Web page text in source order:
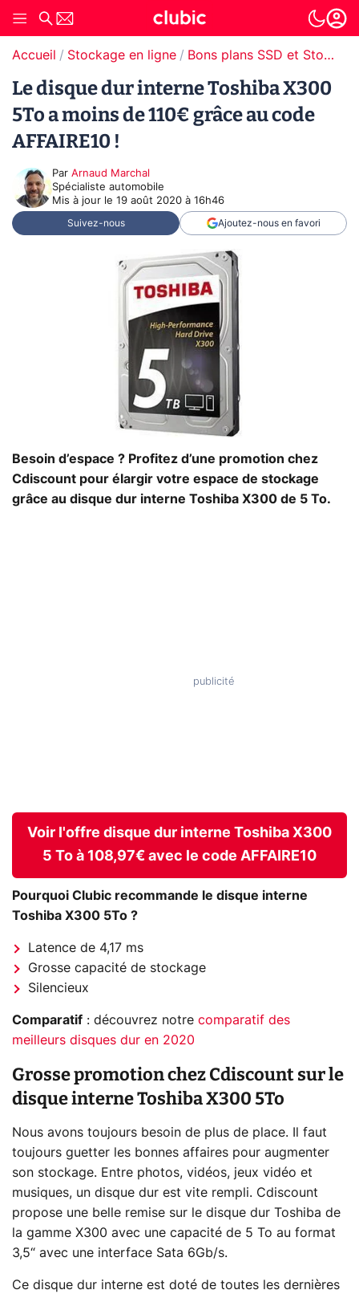
Accueil Stockage en ligne Bons plans SSD et Stockage
Le disque dur interne Toshiba X300
5To a moins de 110€ grâce au code
AFFAIRE10 !
Par Arnaud Marchal
Spécialiste automobile
Mis à jour le 19 août 2020 à 16h46
Suivez-nous Ajoutez-nous en favori
Besoin d’espace ? Profitez d’une promotion chez
Cdiscount pour élargir votre espace de stockage
grâce au disque dur interne Toshiba X300 de 5 To.
Voir l'offre disque dur interne Toshiba X300
5 To à 108,97€ avec le code AFFAIRE10
Pourquoi Clubic recommande le disque interne
Toshiba X300 5To ?
Latence de 4,17 ms
Grosse capacité de stockage
Silencieux
Comparatif : découvrez notre comparatif des
meilleurs disques dur en 2020
Grosse promotion chez Cdiscount sur le
disque interne Toshiba X300 5To
Nous avons toujours besoin de plus de place. Il faut
toujours guetter les bonnes affaires pour augmenter
son stockage. Entre photos, vidéos, jeux vidéo et
musiques, un disque dur est vite rempli. Cdiscount
propose une belle remise sur le disque dur Toshiba de
la gamme X300 avec une capacité de 5 To au format
3,5“ avec une interface Sata 6Gb/s.
Ce disque dur interne est doté de toutes les dernières